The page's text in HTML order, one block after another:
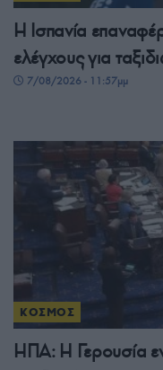
Η Ισπανία
ελέγχους για
7/08/2026 - 11:57μμ
ΚΟΣΜΟΣ
ΗΠΑ: Η Γερουσία